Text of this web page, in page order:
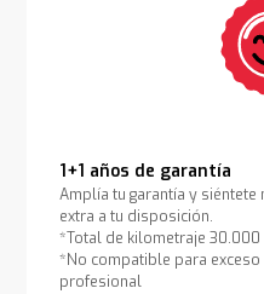
1+1 años de garantía
Amplía tu garantía y siéntete
extra a tu disposición.
*Total de kilometraje 30.000
*No compatible para
profesional